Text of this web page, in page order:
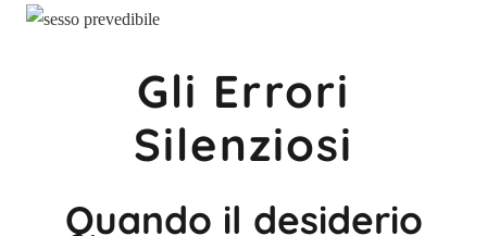
Gli Errori
Silenziosi
Quando il desiderio